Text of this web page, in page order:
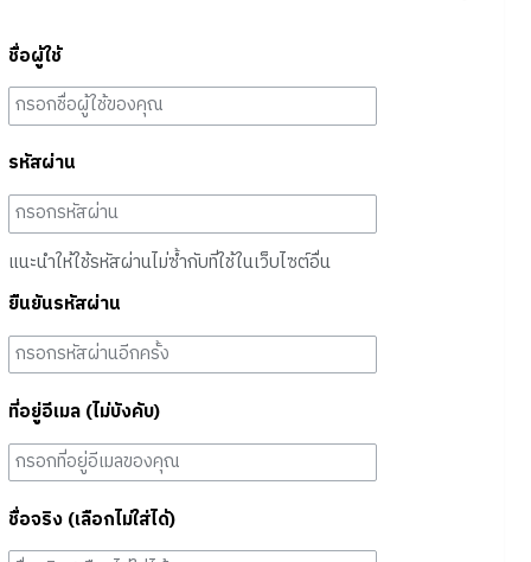
ชื่อผู้ใช้
รหัสผ่าน
แนะนำให้ใช้รหัสผ่านไม่ซ้ำกับที่ใช้ในเว็บไซต์อื่น
ยืนยันรหัสผ่าน
ที่อยู่อีเมล (ไม่บังคับ)
ชื่อจริง (เลือกไม่ใส่ได้)